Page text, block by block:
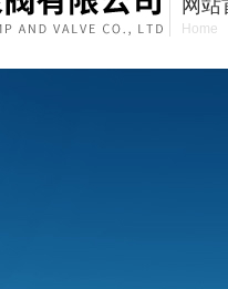
网站
Home